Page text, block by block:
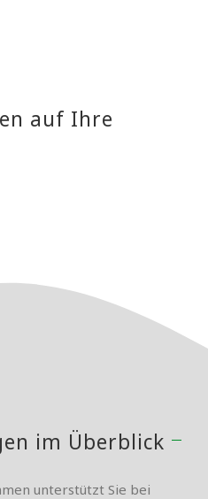
auf Ihre
im Überblick
unterstützt Sie bei